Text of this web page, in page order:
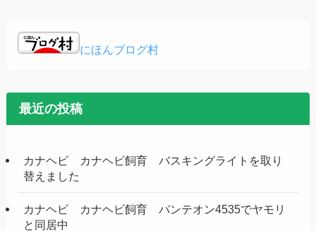
にほんブログ村
最近の投稿
カナヘビ カナヘビ飼育 バスキングライトを取り
替えました
カナヘビ カナヘビ飼育 パンテオン4535でヤモリ
と同居中